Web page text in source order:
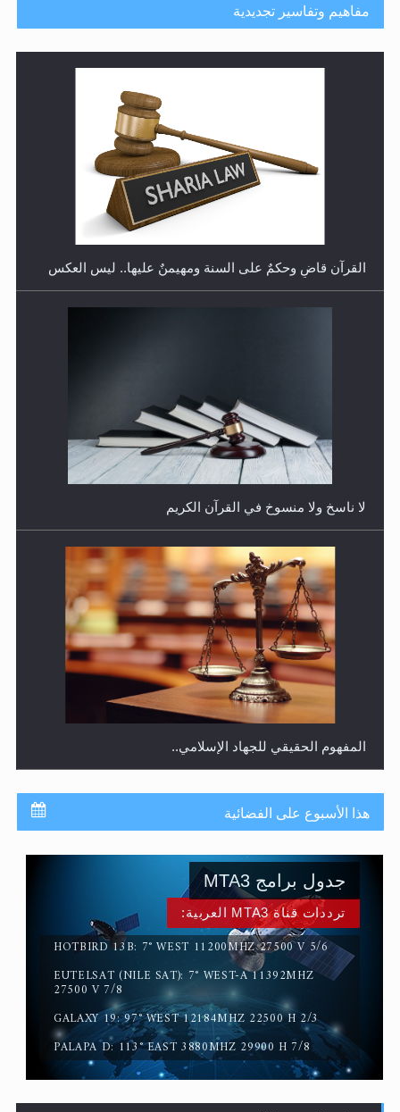
هل تعتبر الأشفار الاصطناعية (الرموش الاصطناعية) والأظافر
البلاستيكية وطلاء الأظافر حاجبا للوضوء وهل يُسمح الصلاة
هل يُحسب حول الزكاة وفق السنة الميلادية أو الهجرية؟
مفاهيم وتفاسير تجديدية
القرآن قاضٍ وحكمٌ على السنة ومهيمنٌ عليها.. ليس العكس
لا ناسخ ولا منسوخ في القرآن الكريم
المفهوم الحقيقي للجهاد الإسلامي..
سورة التكوير تُنبئ بزمن بعثة المسيح الموعود عليه السلام
هذا الأسبوع على الفضائية
ترددات قناة MTA3 العربية:
HOTBIRD 13B: 7° WEST 11200MHZ 27500 V 5/6
EUTELSAT (NILE SAT): 7° WEST-A 11392MHZ
27500 V 7/8
GALAXY 19: 97° WEST 12184MHZ 22500 H 2/3
PALAPA D: 113° EAST 3880MHZ 29900 H 7/8
جدول برامج MTA3